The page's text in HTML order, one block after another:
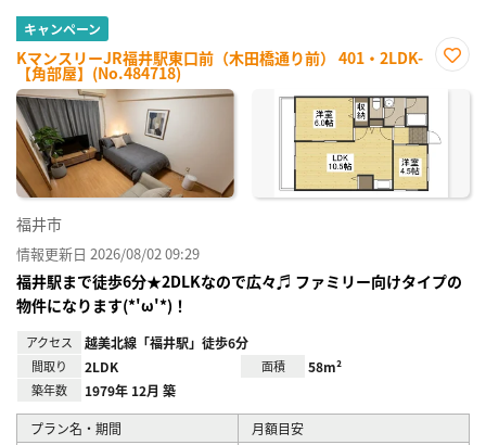
キャンペーン
KマンスリーJR福井駅東口前（木田橋通り前） 401・2LDK-
【角部屋】(No.484718)
に入
福井市
情報更新日 2026/08/02 09:29
福井駅まで徒歩6分★2DLKなので広々♬ ファミリー向けタイプの
物件になります(*'ω'*)！
アクセス 越美北線「福井駅」徒歩6分
間取り 2LDK 面積 58m²
築年数 1979年 12月 築
プラン名・期間 月額目安